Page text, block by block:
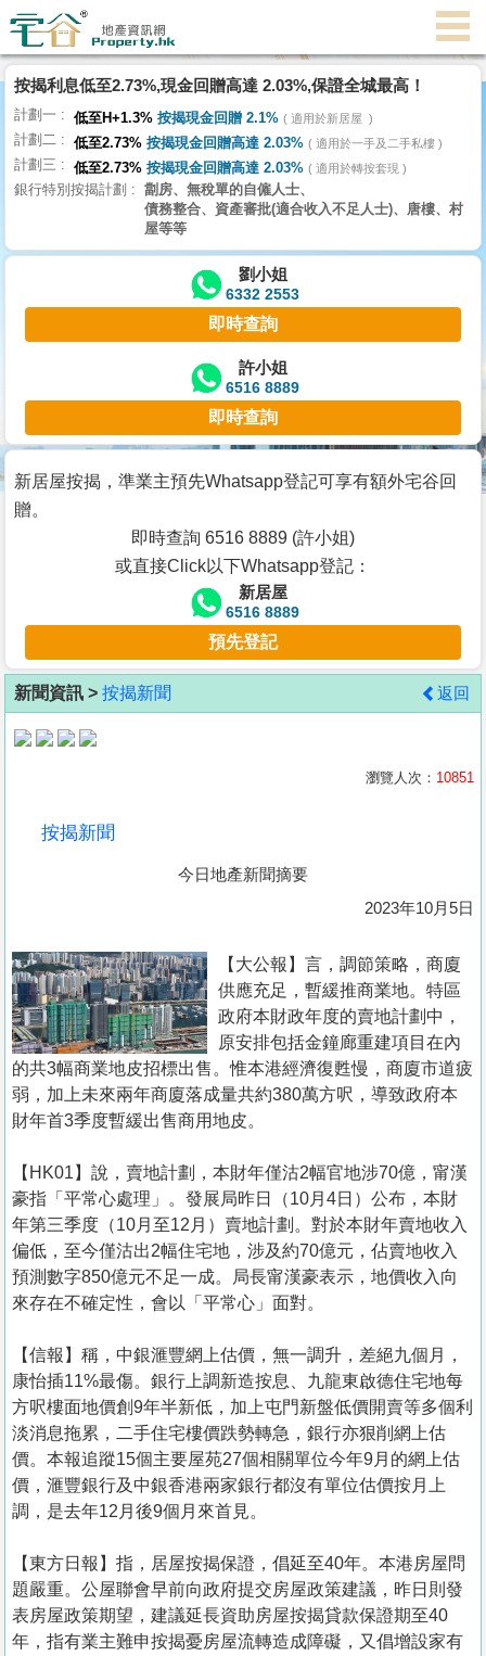
理
主
頁
搵
樓/
交
業
主
宅
谷
按
客
地
產
置
業
手
冊
關
我
們
按揭利息低至2.73%,現金回贈高達 2.03%,保證全城最高！
計劃一 低至H+1.3% 按揭現金回贈 2.1% 適用於新居屋
計劃二 低至2.73% 按揭現金回贈高達 2.03% 適用於一手及二手私樓
計劃三 低至2.73% 按揭現金回贈高達 2.03% 適用於轉按套現
銀行特別按揭計劃
劏房、無稅單的自僱人士、
債務整合、資產審批(適合收入不足人士)、唐樓、村
屋等等
劉小姐
6332 2553
即時查詢
許小姐
6516 8889
即時查詢
新居屋按揭，準業主預先Whatsapp登記可享有額外宅谷回
贈。
即時查詢 6516 8889 (許小姐)
或直接Click以下Whatsapp登記：
新居屋
6516 8889
預先登記
新聞資訊 > 按揭新聞 返回
瀏覽人次： 10851
按揭新聞
今日地產新聞摘要
2023年10月5日
【大公報】言， 調節策略，商廈
供應充足，暫緩推商業地。特區
政府本財政年度的賣地計劃中，
原安排包括金鐘廊重建項目在內
的共3幅商業地皮招標出售。惟本港經濟復甦慢，商廈市道疲
弱，加上未來兩年商廈落成量共約380萬方呎，導致政府本
財年首3季度暫緩出售商用地皮。
【HK01】說，賣地計劃，本財年僅沽2幅官地涉70億，甯漢
豪指「平常心處理」。發展局昨日（10月4日）公布，本財
年第三季度（10月至12月）賣地計劃。對於本財年賣地收入
偏低，至今僅沽出2幅住宅地，涉及約70億元，佔賣地收入
預測數字850億元不足一成。局長甯漢豪表示，地價收入向
來存在不確定性，會以「平常心」面對。
【信報】稱，中銀滙豐網上估價，無一調升，差絕九個月，
康怡插11%最傷。銀行上調新造按息、九龍東啟德住宅地每
方呎樓面地價創9年半新低，加上屯門新盤低價開賣等多個利
淡消息拖累，二手住宅樓價跌勢轉急，銀行亦狠削網上估
價。本報追蹤15個主要屋苑27個相關單位今年9月的網上估
價，滙豐銀行及中銀香港兩家銀行都沒有單位估價按月上
調，是去年12月後9個月來首見。
【東方日報】指，居屋按揭保證，倡延至40年。本港房屋問
題嚴重。公屋聯會早前向政府提交房屋政策建議，昨日則發
表房屋政策期望，建議延長資助房屋按揭貸款保證期至40
年，指有業主難申按揭憂房屋流轉造成障礙，又倡增設家有